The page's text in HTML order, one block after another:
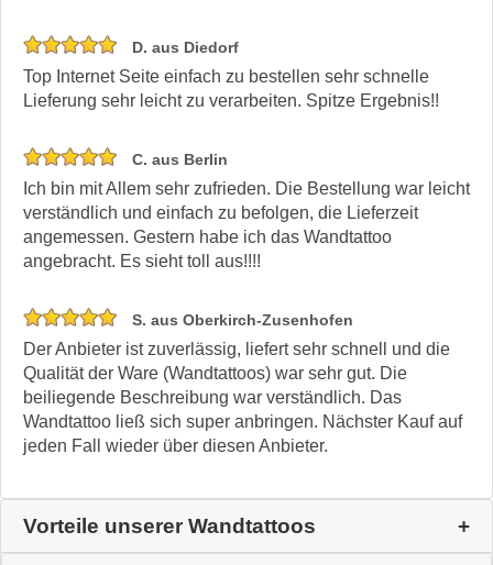
D. aus Diedorf
Top Internet Seite einfach zu bestellen sehr schnelle
Lieferung sehr leicht zu verarbeiten. Spitze Ergebnis!!
C. aus Berlin
Ich bin mit Allem sehr zufrieden. Die Bestellung war leicht
verständlich und einfach zu befolgen, die Lieferzeit
angemessen. Gestern habe ich das Wandtattoo
angebracht. Es sieht toll aus!!!!
S. aus Oberkirch-Zusenhofen
Der Anbieter ist zuverlässig, liefert sehr schnell und die
Qualität der Ware (Wandtattoos) war sehr gut. Die
beiliegende Beschreibung war verständlich. Das
Wandtattoo ließ sich super anbringen. Nächster Kauf auf
jeden Fall wieder über diesen Anbieter.
Vorteile unserer Wandtattoos